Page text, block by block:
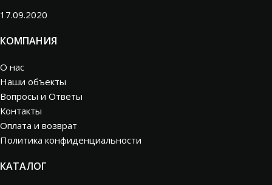
17.09.2020
КОМПАНИЯ
О нас
Наши объекты
Вопросы и Ответы
Контакты
Оплата и возврат
Политика конфиденциальности
КАТАЛОГ